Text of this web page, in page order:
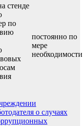
стенде
по
постоянно по
мере
необходимости
о случаях